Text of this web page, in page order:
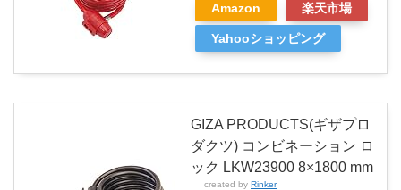
Amazon 楽天市場
Yahooショッピング
GIZA PRODUCTS(ギザプロ
ダクツ) コンビネーション ロ
ック LKW23900 8×1800 mm
created by Rinker